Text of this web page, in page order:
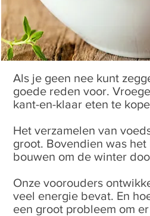
Als je geen nee kunt
goede reden voor.
kant-en-klaar eten te
Het verzamelen van
groot. Bovendien was
bouwen om de winter
Onze voorouders
veel energie bevat. En
een groot probleem om